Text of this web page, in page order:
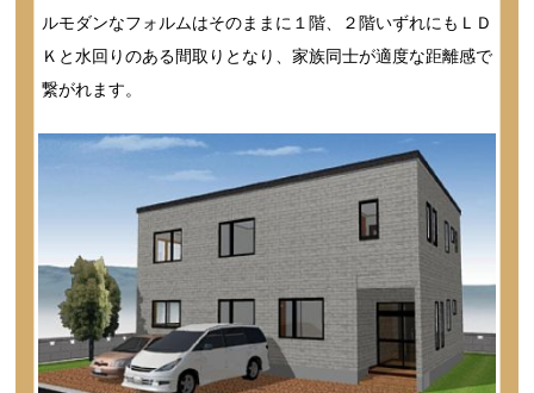
ルモダンなフォルムはそのままに１階、２階いずれにもＬＤ
Ｋと水回りのある間取りとなり、家族同士が適度な距離感で
繋がれます。